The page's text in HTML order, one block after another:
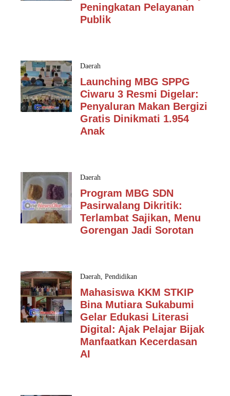
Peningkatan Pelayanan
Publik
Daerah
Launching MBG SPPG
Ciwaru 3 Resmi Digelar:
Penyaluran Makan Bergizi
Gratis Dinikmati 1.954
Anak
Daerah
Program MBG SDN
Pasirwalang Dikritik:
Terlambat Sajikan, Menu
Gorengan Jadi Sorotan
Daerah, Pendidikan
Mahasiswa KKM STKIP
Bina Mutiara Sukabumi
Gelar Edukasi Literasi
Digital: Ajak Pelajar Bijak
Manfaatkan Kecerdasan
AI